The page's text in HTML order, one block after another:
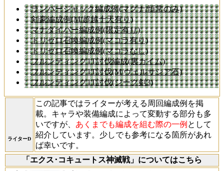
ランバージャック編成例(マグナ/恒常のみ)
剣豪編成例(M/超越十天有り)
マナダイバー編成例(限定有り)
トリゼロ召喚編成例(マコラ有り)
トリゼロ召喚編成例(マコラなし)
フルンティング1T討伐編成(裏カイム)
フルンティング1T討伐(M/ヴェルサシア石)
フルンティング1T討伐(ジーク剣3)
ライターD
この記事ではライターが考える周回編成例を掲
載。キャラや装備編成によって変動する部分も多
いですが、 あくまでも編成を組む際の一例 として
紹介しています。少しでも参考になる箇所があれ
ば幸いです。
「エクス･コキュートス神滅戦」についてはこちら